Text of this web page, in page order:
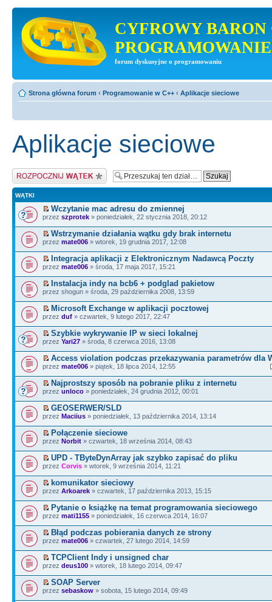
CYFROWY BARON
PROGRAMOWANIE
forum dyskusyjne o programowaniu
Strona główna forum ‹ Programowanie w C++ ‹ Aplikacje sieciowe
Aplikacje sieciowe
Napisz wątek
WĄTKI
Wczytanie mac adresu do zmiennej
przez szprotek » poniedziałek, 22 stycznia 2018, 20:12
Wstrzymanie działania wątku gdy brak internetu
przez mate006 » wtorek, 19 grudnia 2017, 12:08
Integracja aplikacji z Elektronicznym Nadawcą Poczty
przez mate006 » środa, 17 maja 2017, 15:21
Instalacja indy na bcb6 + podglad pakietow
przez shogun » środa, 29 października 2008, 13:59
Microsoft Exchange w aplikacji pocztowej
przez duf » czwartek, 9 lutego 2017, 22:47
Szybkie wykrywanie IP w sieci lokalnej
przez Yari27 » środa, 8 czerwca 2016, 13:08
Access violation podczas przekazywania parametrów dla
przez mate006 » piątek, 18 lipca 2014, 12:55
Najprostszy sposób na pobranie pliku z internetu
przez unloco » poniedziałek, 24 grudnia 2012, 00:01
GEOSERWER/SLD
przez Maciius » poniedziałek, 13 października 2014, 13:14
Połączenie sieciowe
przez Norbit » czwartek, 18 września 2014, 08:43
UPD - TByteDynArray jak szybko zapisać do pliku
przez Corvis » wtorek, 9 września 2014, 11:21
komunikator sieciowy
przez Arkoarek » czwartek, 17 października 2013, 15:15
Pytanie o książkę na temat programowania sieciowego
przez mati1155 » poniedziałek, 16 czerwca 2014, 16:07
Błąd podczas pobierania danych ze strony
przez mate006 » czwartek, 27 lutego 2014, 14:59
TCPClient Indy i unsigned char
przez deus100 » wtorek, 18 lutego 2014, 09:47
SOAP Server
przez sebaskow » sobota, 15 lutego 2014, 09:49